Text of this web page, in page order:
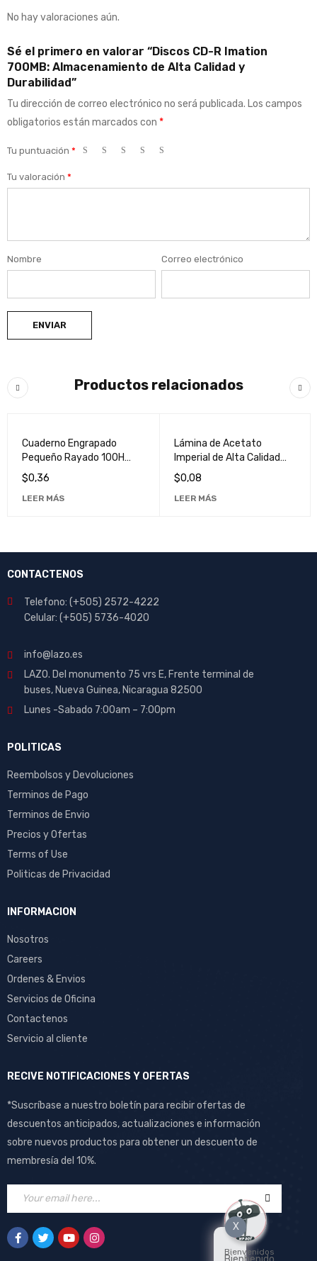
No hay valoraciones aún.
Sé el primero en valorar “Discos CD-R Imation
700MB: Almacenamiento de Alta Calidad y
Durabilidad”
Tu dirección de correo electrónico no será publicada. Los campos
obligatorios están marcados con *
Tu puntuación *
Tu valoración *
Nombre Correo electrónico
Productos relacionados
Cuaderno Engrapado
Pequeño Rayado 100H
Pacasa - Libreta
Compacta para Notas y
Dibujos
$0,36
LEER MÁS
Lámina de Acetato
Imperial de Alta Calidad
para Fotocopias -
Transparente y Duradera
$0,08
LEER MÁS
CONTACTENOS
Telefono: (+505) 2572-4222
Celular: (+505) 5736-4020
info@lazo.es
LAZO. Del monumento 75 vrs E, Frente terminal de
buses, Nueva Guinea, Nicaragua 82500
Lunes -Sabado 7:00am – 7:00pm
POLITICAS
Reembolsos y Devoluciones
Terminos de Pago
Terminos de Envio
Precios y Ofertas
Terms of Use
Politicas de Privacidad
INFORMACION
Nosotros
Careers
Ordenes & Envios
Servicios de Oficina
Contactenos
Servicio al cliente
RECIVE NOTIFICACIONES Y OFERTAS
*Suscríbase a nuestro boletín para recibir ofertas de
descuentos anticipados, actualizaciones e información
sobre nuevos productos para obtener un descuento de
membresía del 10%.
X
Bienvenidos